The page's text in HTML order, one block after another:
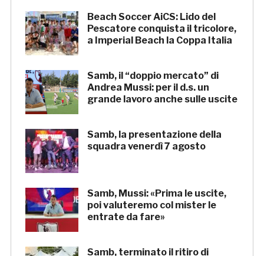
Beach Soccer AiCS: Lido del
Pescatore conquista il tricolore,
a Imperial Beach la Coppa Italia
Samb, il “doppio mercato” di
Andrea Mussi: per il d.s. un
grande lavoro anche sulle uscite
Samb, la presentazione della
squadra venerdì 7 agosto
Samb, Mussi: «Prima le uscite,
poi valuteremo col mister le
entrate da fare»
Samb, terminato il ritiro di